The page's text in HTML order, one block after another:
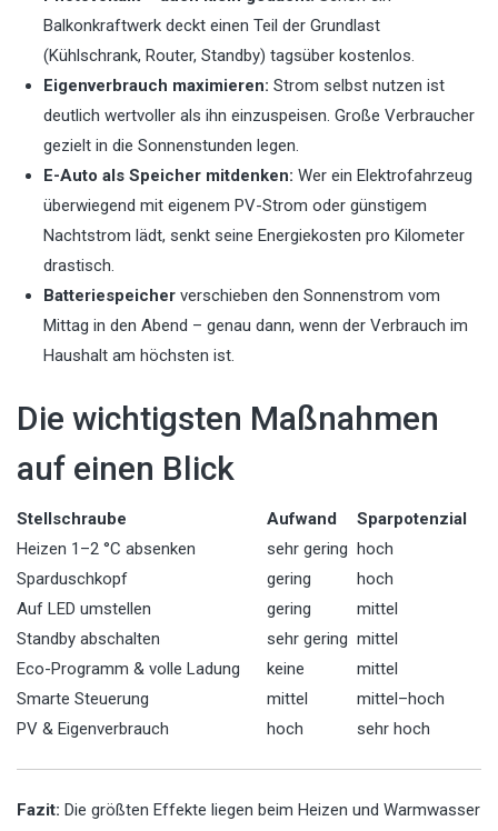
Balkonkraftwerk deckt einen Teil der Grundlast
(Kühlschrank, Router, Standby) tagsüber kostenlos.
Eigenverbrauch maximieren: Strom selbst nutzen ist
deutlich wertvoller als ihn einzuspeisen. Große Verbraucher
gezielt in die Sonnenstunden legen.
E-Auto als Speicher mitdenken: Wer ein Elektrofahrzeug
überwiegend mit eigenem PV-Strom oder günstigem
Nachtstrom lädt, senkt seine Energiekosten pro Kilometer
drastisch.
Batteriespeicher verschieben den Sonnenstrom vom
Mittag in den Abend – genau dann, wenn der Verbrauch im
Haushalt am höchsten ist.
Die wichtigsten Maßnahmen
auf einen Blick
Stellschraube Aufwand
Sparpotenzial
Heizen 1–2 °C absenken
sehr gering hoch
Sparduschkopf
gering
hoch
Auf LED umstellen
gering
mittel
Standby abschalten
sehr gering mittel
Eco-Programm & volle Ladung
keine
mittel
Smarte Steuerung
mittel
mittel–hoch
PV & Eigenverbrauch
hoch sehr hoch
Fazit: Die größten Effekte liegen beim Heizen und Warmwasser